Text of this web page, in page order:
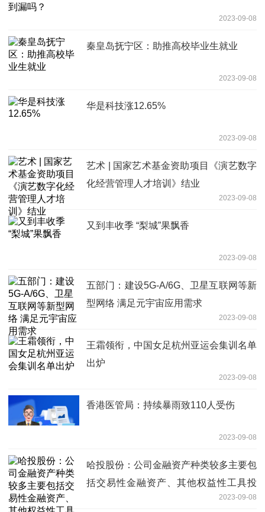
2023-09-08
秦皇岛抚宁区：助推高校毕业生就业
2023-09-08
华是科技涨12.65%
2023-09-08
艺术 | 国家艺术基金资助项目《演艺数字
化经营管理人才培训》结业
2023-09-08
又到丰收季 “梨城”果飘香
2023-09-08
五部门：建设5G-A/6G、卫星互联网等新
型网络 满足元宇宙应用需求
2023-09-08
王霜领衔，中国女足杭州亚运会集训名单
出炉
2023-09-08
香港医管局：持续暴雨致110人受伤
2023-09-08
哈投股份：公司金融资产种类较多主要包
括交易性金融资产、其他权益性工具投
资、应收款项、买入返售金融资产、其他
2023-09-08